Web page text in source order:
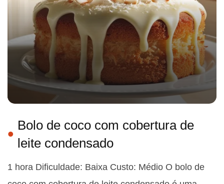
Bolo de coco com cobertura de
leite condensado
1 hora Dificuldade: Baixa Custo: Médio O bolo de